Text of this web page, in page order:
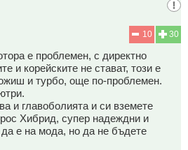
30
10
е проблемен, с директно
и корейските не стават, този е
и турбо, още по-проблемен.
и главоболията и си вземете
Хибрид, супер надеждни и
е на мода, но да не бъдете